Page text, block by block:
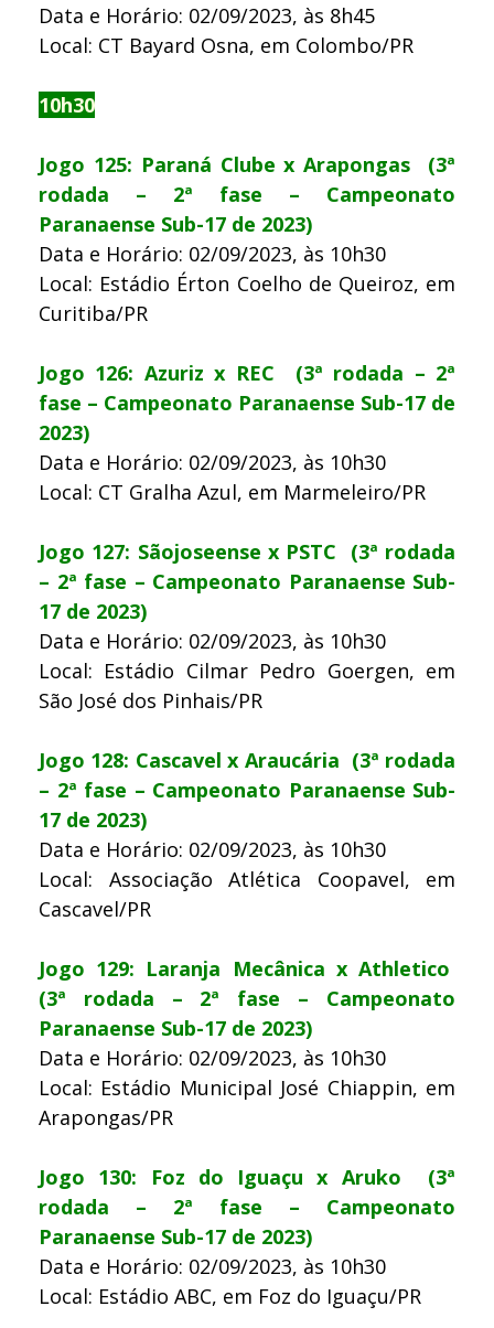
Data e Horário: 02/09/2023, às 8h45
Local: CT Bayard Osna, em Colombo/PR
10h30
Jogo 125: Paraná Clube x Arapongas (3ª
rodada – 2ª fase – Campeonato
Paranaense Sub-17 de 2023)
Data e Horário: 02/09/2023, às 10h30
Local: Estádio Érton Coelho de Queiroz, em
Curitiba/PR
Jogo 126: Azuriz x REC (3ª rodada – 2ª
fase – Campeonato Paranaense Sub-17 de
2023)
Data e Horário: 02/09/2023, às 10h30
Local: CT Gralha Azul, em Marmeleiro/PR
Jogo 127: Sãojoseense x PSTC (3ª rodada
– 2ª fase – Campeonato Paranaense Sub-
17 de 2023)
Data e Horário: 02/09/2023, às 10h30
Local: Estádio Cilmar Pedro Goergen, em
São José dos Pinhais/PR
Jogo 128: Cascavel x Araucária (3ª rodada
– 2ª fase – Campeonato Paranaense Sub-
17 de 2023)
Data e Horário: 02/09/2023, às 10h30
Local: Associação Atlética Coopavel, em
Cascavel/PR
Jogo 129: Laranja Mecânica x Athletico
(3ª rodada – 2ª fase – Campeonato
Paranaense Sub-17 de 2023)
Data e Horário: 02/09/2023, às 10h30
Local: Estádio Municipal José Chiappin, em
Arapongas/PR
Jogo 130: Foz do Iguaçu x Aruko (3ª
rodada – 2ª fase – Campeonato
Paranaense Sub-17 de 2023)
Data e Horário: 02/09/2023, às 10h30
Local: Estádio ABC, em Foz do Iguaçu/PR